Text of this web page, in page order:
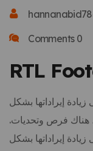
Comments 0
RTL
إيراداتها بشكل
هناك فرص وتحديات.
إيراداتها بشكل